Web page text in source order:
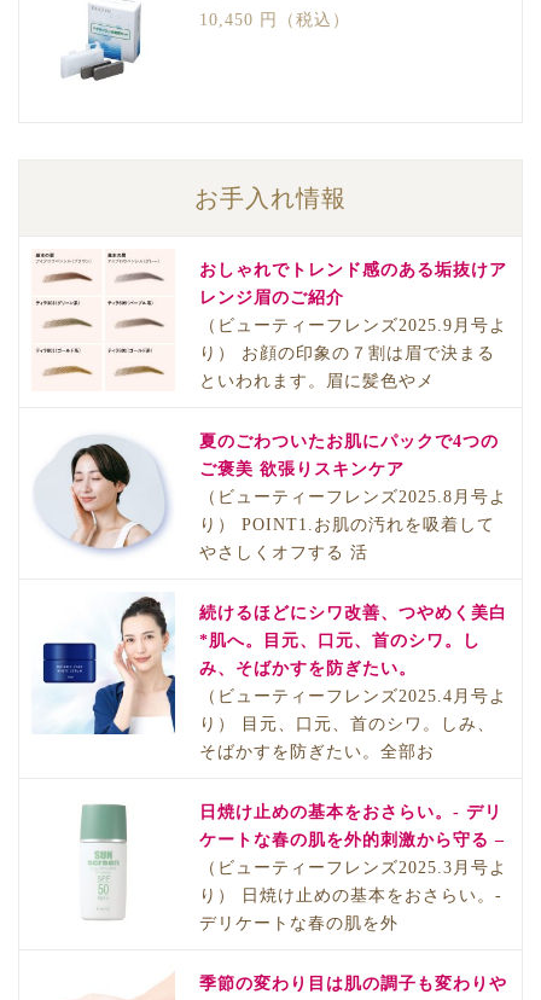
10,450 円（税込）
お手入れ情報
おしゃれでトレンド感のある垢抜けア
レンジ眉のご紹介
（ビューティーフレンズ2025.9月号よ
り） お顔の印象の７割は眉で決まる
といわれます。眉に髪色やメ
夏のごわついたお肌にパックで4つの
ご褒美 欲張りスキンケア
（ビューティーフレンズ2025.8月号よ
り） POINT1.お肌の汚れを吸着して
やさしくオフする 活
続けるほどにシワ改善、つやめく美白
*肌へ。目元、口元、首のシワ。し
み、そばかすを防ぎたい。
（ビューティーフレンズ2025.4月号よ
り） 目元、口元、首のシワ。しみ、
そばかすを防ぎたい。全部お
日焼け止めの基本をおさらい。- デリ
ケートな春の肌を外的刺激から守る –
（ビューティーフレンズ2025.3月号よ
り） 日焼け止めの基本をおさらい。-
デリケートな春の肌を外
季節の変わり目は肌の調子も変わりや